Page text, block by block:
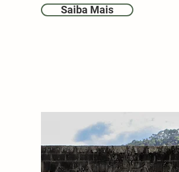
Saiba Mais